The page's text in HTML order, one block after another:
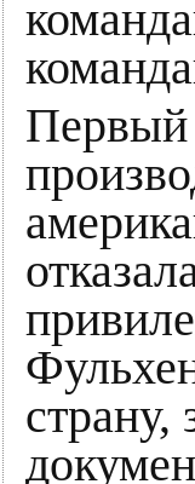
Первый
страну,